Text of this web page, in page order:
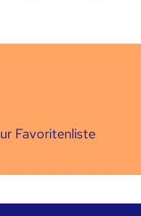
Favoritenliste